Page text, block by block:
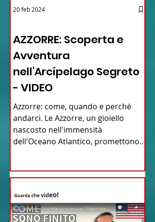
AZZORRE: Scoperta e
Avventura
nell'Arcipelago Segreto
- VIDEO
Azzorre: come, quando e perché
andarci. Le Azzorre, un gioiello
nascosto nell'immensità
dell'Oceano Atlantico, promettono
20 feb 2024